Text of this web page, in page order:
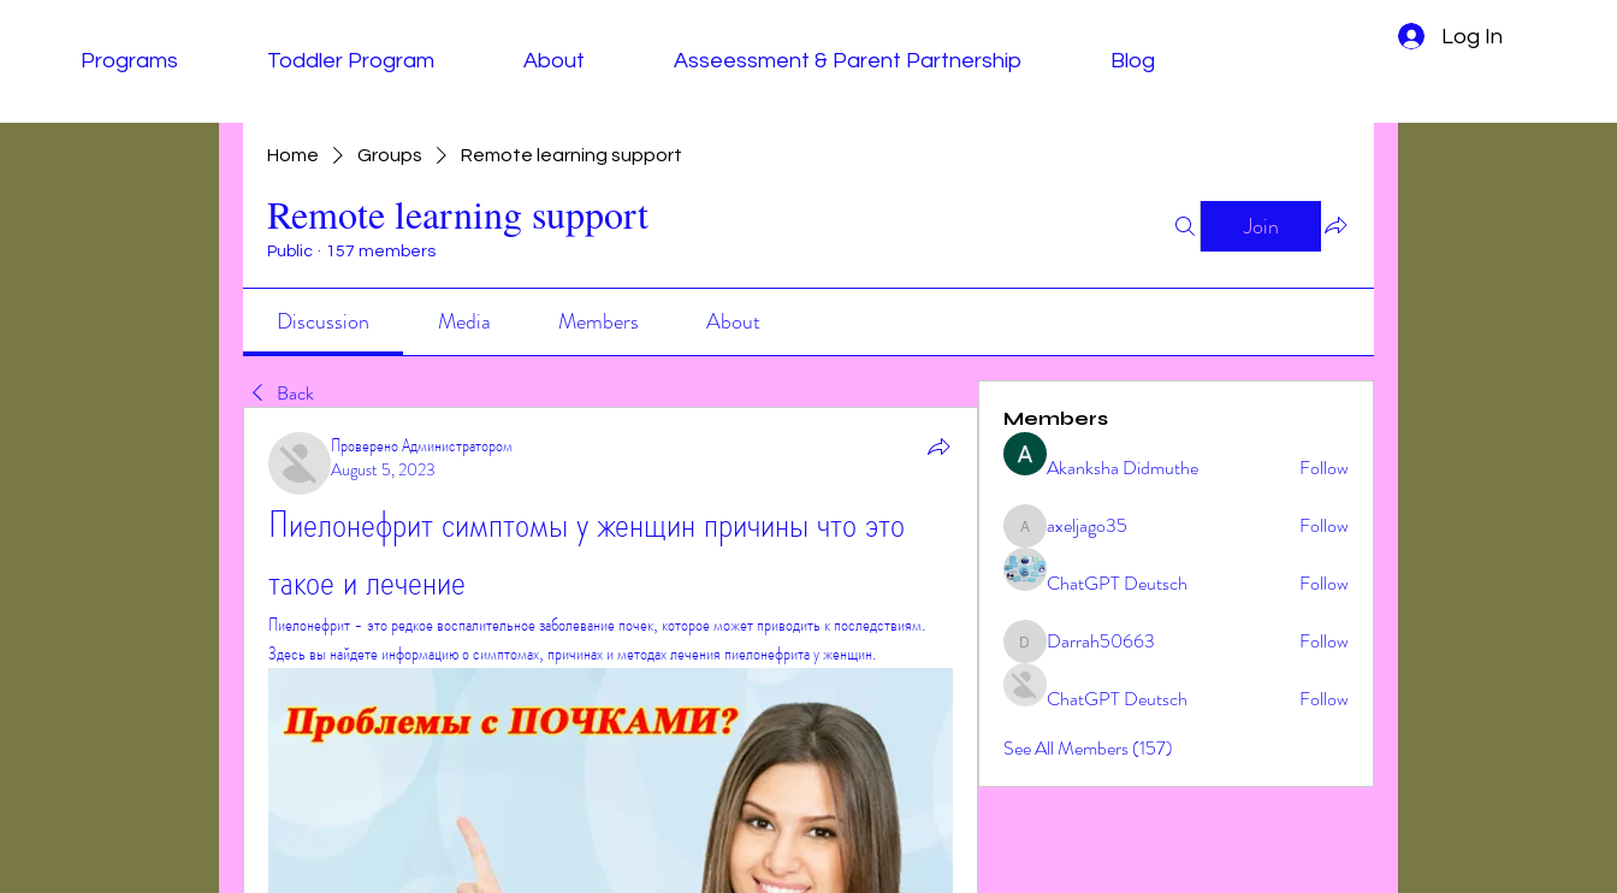
Log In
Programs
Toddler Program About Asseessment & Parent Partnership Blog
Home Groups Remote learning support
Remote learning support
Public · 157 members
Join
Discussion Media Members About
Back
Проверено Администратором
August 5, 2023
Пиелонефрит симптомы у женщин причины что это
такое и лечение
Пиелонефрит - это редкое воспалительное заболевание почек, которое может приводить к последствиям.
Здесь вы найдете информацию о симптомах, причинах и методах лечения пиелонефрита у женщин.
Members
Akanksha Didmuthe Follow
axeljago35
axeljago35 Follow
ChatGPT Deutsch Follow
Darrah50663
Darrah50663 Follow
ChatGPT Deutsch
Follow
See All Members (157)